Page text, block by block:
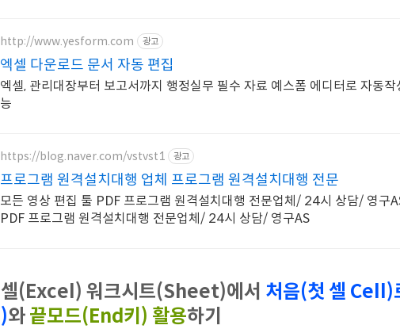
http://www.yesform.com 광고
엑셀 다운로드 문서 자동 편집
엑셀, 관리대장부터 보고서까지 행정실무 필수 자료 예스폼 에디터로 자동
능
https://blog.naver.com/vstvst1 광고
프로그램 원격설치대행 업체 프로그램 원격설치대행 전문
모든 영상 편집 툴 PDF 프로그램 원격설치대행 전문업체/ 24시 상담/ 영구
PDF 프로그램 원격설치대행 전문업체/ 24시 상담/ 영구AS
(Excel) 워크시트(Sheet)에서 처음(첫 셀 Cell)
와 끝모드(End키) 활용하기